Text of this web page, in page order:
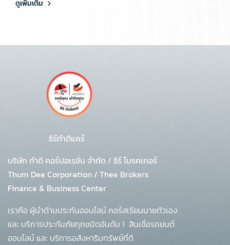
ดูเพิ่มเติม
ธีร์ทำดีแคร์
บริษัท ทำดี คอร์ปอเรชั่น จำกัด / ธีร์ โบรคเกอร์
Thum Dee Corporation / Thee Brokers
Finance & Business Center
เราคือ ผู้นำด้านประกันออนไลน์ คอร์สเรียนนายตัวเอง
และ บริการประกันภัยทุกชนิดอันดับ 1 สินเชื่อรถยนต์
ออนไลน์ และ บริการอสังหาริมทรัพย์ที่ดี